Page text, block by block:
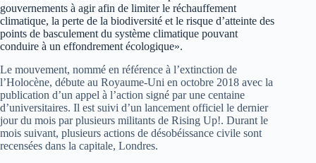
gouvernements à agir afin de limiter le réchauffement
climatique, la perte de la biodiversité et le risque d’atteinte des
points de basculement du système climatique pouvant
conduire à un effondrement écologique».
Le mouvement, nommé en référence à l’extinction de
l’Holocène, débute au Royaume-Uni en octobre 2018 avec la
publication d’un appel à l’action signé par une centaine
d’universitaires. Il est suivi d’un lancement officiel le dernier
jour du mois par plusieurs militants de Rising Up!. Durant le
mois suivant, plusieurs actions de désobéissance civile sont
recensées dans la capitale, Londres.